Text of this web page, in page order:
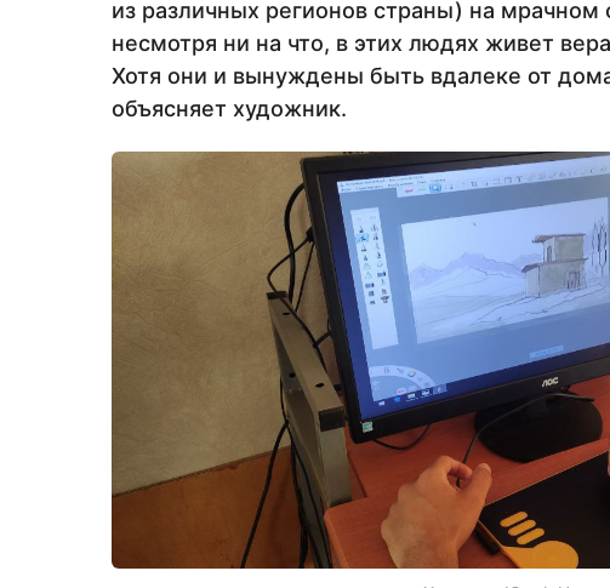
из различных регионов страны) на
несмотря ни на что, в этих людях живет
Хотя они и вынуждены быть вдалеке от
объясняет художник.